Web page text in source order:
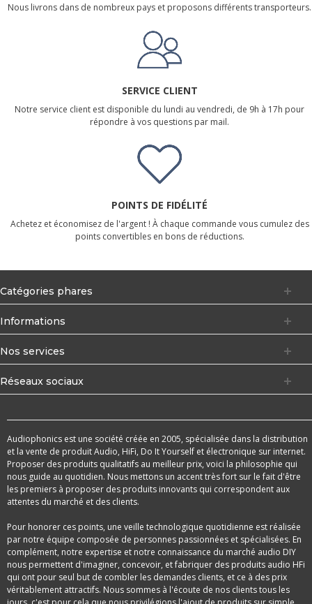
Nous livrons dans de nombreux pays et proposons différents transporteurs.
SERVICE CLIENT
Notre service client est disponible du lundi au vendredi, de 9h à 17h pour
répondre à vos questions par mail.
POINTS DE FIDÉLITÉ
Achetez et économisez de l'argent ! À chaque commande vous cumulez des
points convertibles en bons de réductions.
Catégories phares
Informations
Nos services
Réseaux sociaux
Audiophonics est une société créée en 2005, spécialisée dans la distribution
et la vente de produit Audio, HiFi, Do It Yourself et électronique sur internet.
Proposer des produits qualitatifs au meilleur prix, voici la philosophie qui
nous guide au quotidien. Nous mettons un accent très fort sur le fait d'être
les premiers à proposer des produits innovants qui correspondent aux
attentes du marché et des clients.
Pour honorer ces points, une veille technologique quotidienne est réalisée
par notre équipe composée de personnes passionnées et spécialisées. En
complément, notre expertise et notre connaissance du marché audio DIY
nous permettent d'imaginer, concevoir, et fabriquer des produits audio HFi
qui ont pour seul but de combler les demandes clients, et ce à des prix
véritablement attractifs. Nous sommes à l'écoute de nos clients tous les